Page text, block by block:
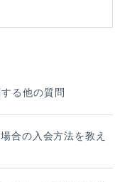
る他の質問
合の入会方法を教え